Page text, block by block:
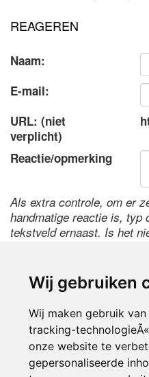
Wij gebruiken
Wij maken gebruik
tracking-
onze website te
gepersonaliseerde
REAGEREN
Naam:
E-mail:
URL: (niet
verplicht)
Reactie/opmerking
Als extra controle, om er
handmatige reactie is, typ
tekstveld ernaast. Is het